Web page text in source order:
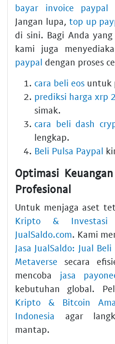
bayar invoice paypal
Jangan lupa,top up
di sini. Bagi Anda
kami juga
paypal dengan proses
cara beli eos untuk
prediksi harga xrp
simak.
cara beli dash
lengkap.
Beli Pulsa Paypal
Optimasi
Profesional
Untuk menjaga aset
Kripto &
JualSaldo.com. Kami
Jasa JualSaldo: Jual
Metaverse secara
mencoba jasa
kebutuhan global.
Kripto & Bitcoin
Indonesia agar
mantap.